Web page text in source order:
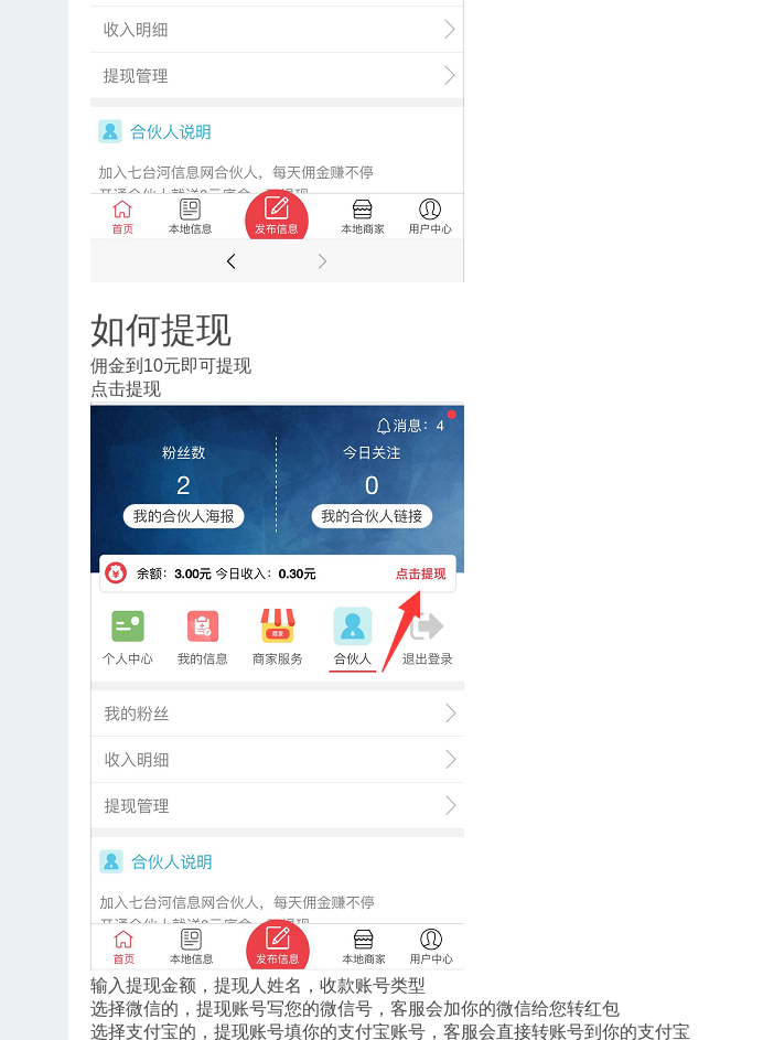
如何提现
佣金到10元即可提现
点击提现
输入提现金额，提现人姓名，收款账号类型
选择微信的，提现账号写您的微信号，客服会加你的微信给您转红包
选择支付宝的，提现账号填你的支付宝账号，客服会直接转账号到你的支付宝